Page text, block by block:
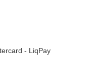
- LiqPay